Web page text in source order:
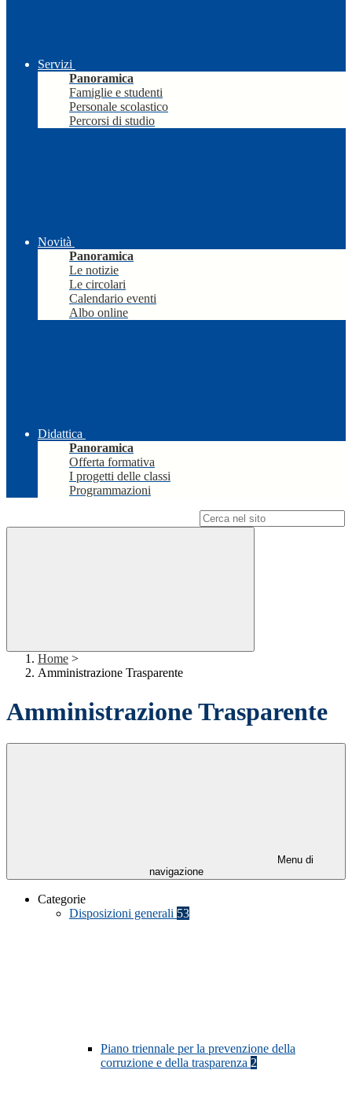
Servizi
Panoramica
Famiglie e studenti
Personale scolastico
Percorsi di studio
Novità
Panoramica
Le notizie
Le circolari
Calendario eventi
Albo online
Didattica
Panoramica
Offerta formativa
I progetti delle classi
Programmazioni
Home >
Amministrazione Trasparente
Amministrazione Trasparente
Menu di
navigazione
Categorie
Disposizioni generali 53
Piano triennale per la prevenzione della
corruzione e della trasparenza 2